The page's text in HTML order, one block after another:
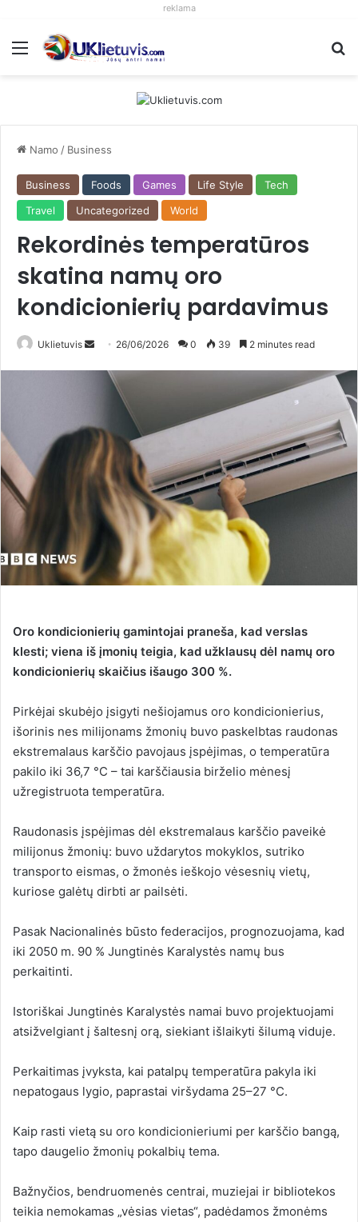
reklama
Meniu
Namo / Business
Business Foods Games Life Style
Tech
Travel
Uncategorized World
Rekordinės temperatūros
skatina namų oro
kondicionierių pardavimus
Uklietuvis
n
e
26/06/2026 0 39 2 minutes read
Oro kondicionierių gamintojai praneša, kad verslas
klesti; viena iš įmonių teigia, kad užklausų dėl namų oro
kondicionierių skaičius išaugo 300 %.
Pirkėjai skubėjo įsigyti nešiojamus oro kondicionierius,
išorinis nes milijonams žmonių buvo paskelbtas raudonas
ekstremalaus karščio pavojaus įspėjimas, o temperatūra
pakilo iki 36,7 °C – tai karščiausia birželio mėnesį
užregistruota temperatūra.
Raudonasis įspėjimas dėl ekstremalaus karščio paveikė
milijonus žmonių: buvo uždarytos mokyklos, sutriko
transporto eismas, o žmonės ieškojo vėsesnių vietų,
kuriose galėtų dirbti ar pailsėti.
Pasak Nacionalinės būsto federacijos, prognozuojama, kad
iki 2050 m. 90 % Jungtinės Karalystės namų bus
perkaitinti.
Istoriškai Jungtinės Karalystės namai buvo projektuojami
atsižvelgiant į šaltesnį orą, siekiant išlaikyti šilumą viduje.
Perkaitimas įvyksta, kai patalpų temperatūra pakyla iki
nepatogaus lygio, paprastai viršydama 25–27 °C.
Kaip rasti vietą su oro kondicionieriumi per karščio bangą,
tapo daugelio žmonių pokalbių tema.
Bažnyčios, bendruomenės centrai, muziejai ir bibliotekos
teikia nemokamas „vėsias vietas“, padėdamos žmonėms